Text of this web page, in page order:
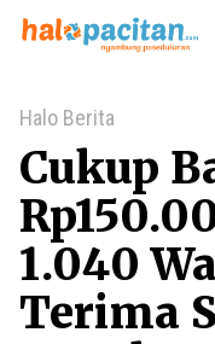
Home
Halo Berita
Cukup
1.040
Terima